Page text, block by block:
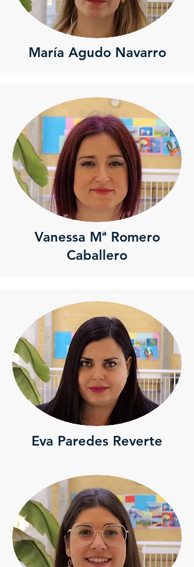
María Agudo Navarro
Vanessa Mª Romero
Caballero
Eva Paredes Reverte